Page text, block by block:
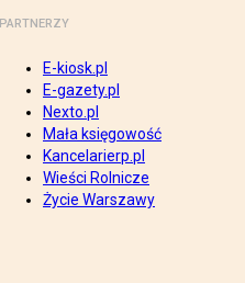
PARTNERZY
E-kiosk.pl
E-gazety.pl
Nexto.pl
Mała księgowość
Kancelarierp.pl
Wieści Rolnicze
Życie Warszawy